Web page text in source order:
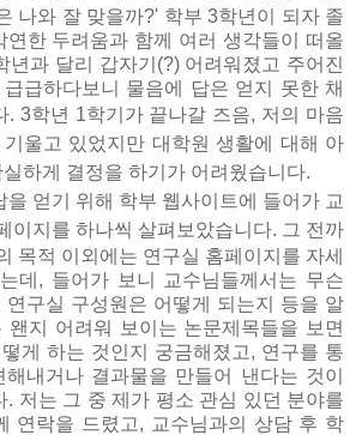
나와 잘 맞을까?' 학부 3학년이 되자 졸
연한 두려움과 함께 여러 생각들이 떠올
년과 달리 갑자기 (?) 어려워졌고 주어진
급하다보니 물음에 답은 얻지 못한 채
. 3학년 1학기가 끝나갈 즈음, 저의 마음
울고 있었지만 대학원 생활에 대해 아
하게 결정을 하기가 어려웠습니다.
을 얻기 위해 학부 웹사이트에 들어가 교
이지를 하나씩 살펴보았습니다. 그 전까
목적 이외에는 연구실 홈페이지를 자세
데 , 들어가 보니 교수님들께서는 무슨
연구실 구성원은 어떻게 되는지 등을 알
왠지 어려워 보이는 논문제목들을 보면
게 하는 것인지 궁금해졌고, 연구를 통
내거나 결과물을 만들어 낸다는 것이
. 저는 그 중 제가 평소 관심 있던 분야를
연락을 드렸고, 교수님과의 상담 후 학